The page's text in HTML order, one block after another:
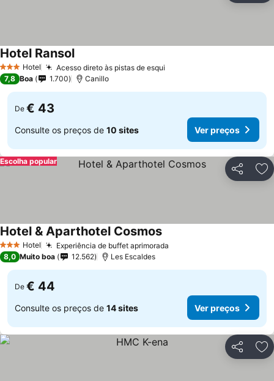
3 EstrelasHotel Acesso direto às pistas de esqui
Hotel RansolVer preços
7,8 Boa 1.700 Canillo
De € 43
Consulte os preços de 10 sites Ver preços
Partilhar
Escolha popular
3 EstrelasHotel Experiência de buffet aprimorada
Hotel & Aparthotel CosmosVer preços
8,0 Muito boa 12.562 Les Escaldes
De € 44
Consulte os preços de 14 sites Ver preços
Partilhar